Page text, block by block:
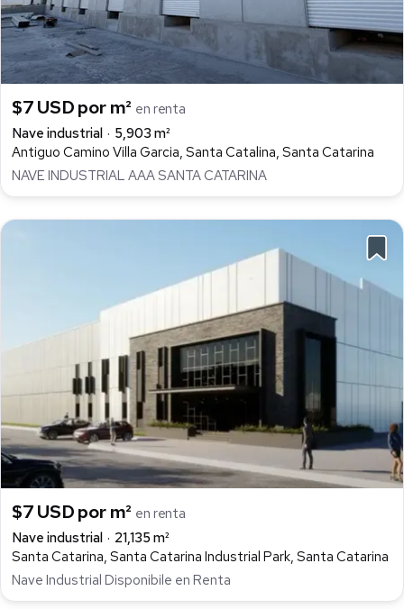
$7 USD por m² en renta
Nave industrial
5,903 m²
Antiguo Camino Villa Garcia, Santa Catalina, Santa Catarina
NAVE INDUSTRIAL AAA SANTA CATARINA
$7 USD por m² en renta
Nave industrial
21,135 m²
Santa Catarina, Santa Catarina Industrial Park, Santa Catarina
Nave Industrial Disponibile en Renta